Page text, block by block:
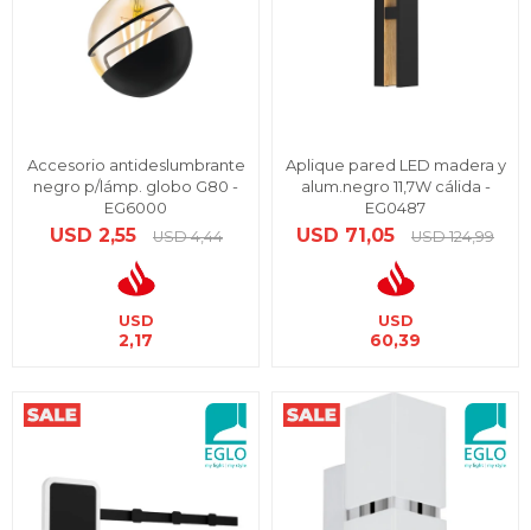
Accesorio antideslumbrante
negro p/lámp. globo G80 -
EG6000
USD 2,55 USD 4,44
USD
2,17
Aplique pared LED madera y
alum.negro 11,7W cálida -
EG0487
USD 71,05 USD 124,99
USD
60,39